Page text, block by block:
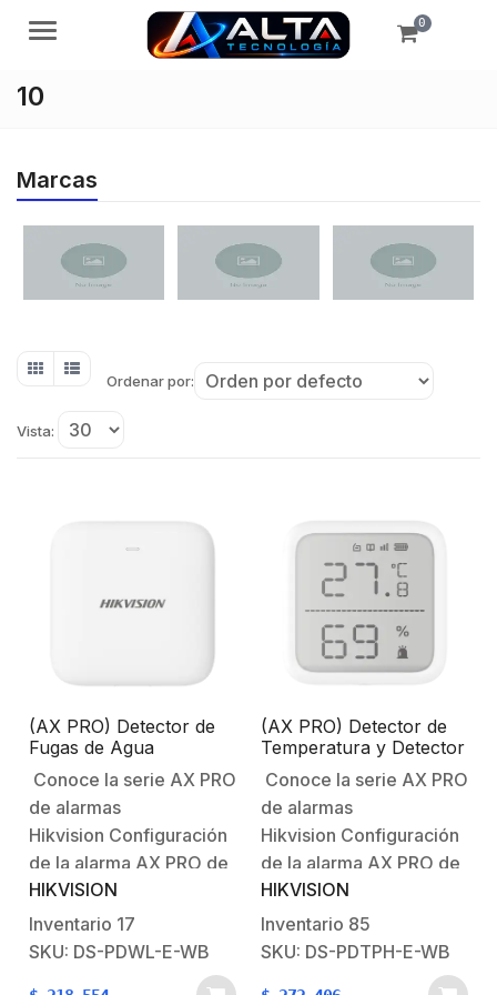
Menú 0
10
Marcas
Ordenar por:
Vista:
(AX PRO) Detector de
Fugas de Agua
Inalámbrico / Sensor
Interno y Externo por
medio de Cable
Conoce la serie AX PRO
de alarmas
Hikvision Configuración
de la alarma AX PRO de
HikvisionBienvenido al
futuro con AX PRO
HikvisionSistema
HIKVISION
Inventario 17
SKU: DS-PDWL-E-WB
(AX PRO) Detector de
Temperatura y Detector
de Humedad
Inalámbrico / 2.7″ de
Tamaño / Uso en
Interior / Rango de
Detección desde -35°C
hasta 99°C
Conoce la serie AX PRO
de alarmas
Hikvision Configuración
de la alarma AX PRO de
HikvisionBienvenido al
futuro con AX PRO
HikvisionSistema
HIKVISION
Inventario 85
SKU: DS-PDTPH-E-WB